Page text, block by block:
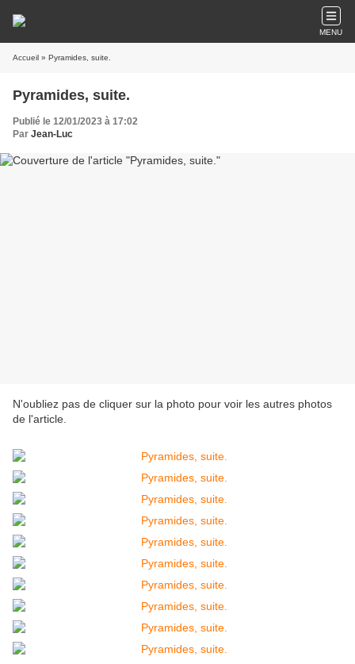
MENU
Accueil » Pyramides, suite.
Pyramides, suite.
Publié le 12/01/2023 à 17:02
Par Jean-Luc
N'oubliez pas de cliquer sur la photo pour voir les autres photos
de l'article.